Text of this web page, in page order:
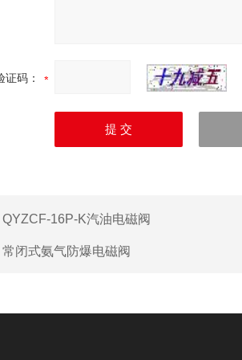
证码：
QYZCF-16P-K汽油电磁阀
常闭式氨气防爆电磁阀